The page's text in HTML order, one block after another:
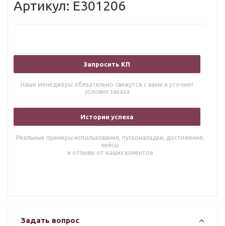
Артикул: E301206
Запросить КП
Наши менеджеры обязательно свяжутся с вами и уточнят
условия заказа
Истории успеха
Реальные примеры использования, пусконаладки, достижения,
кейсы
и отзывы от наших клиентов
Задать вопрос